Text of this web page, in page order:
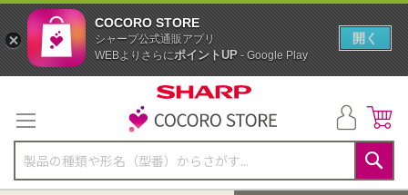
テ
ン
ツ
に
検
COCORO STORE
シャープ公式通販アプリ
WEBよりさらにポイントUP- Google Play
開く